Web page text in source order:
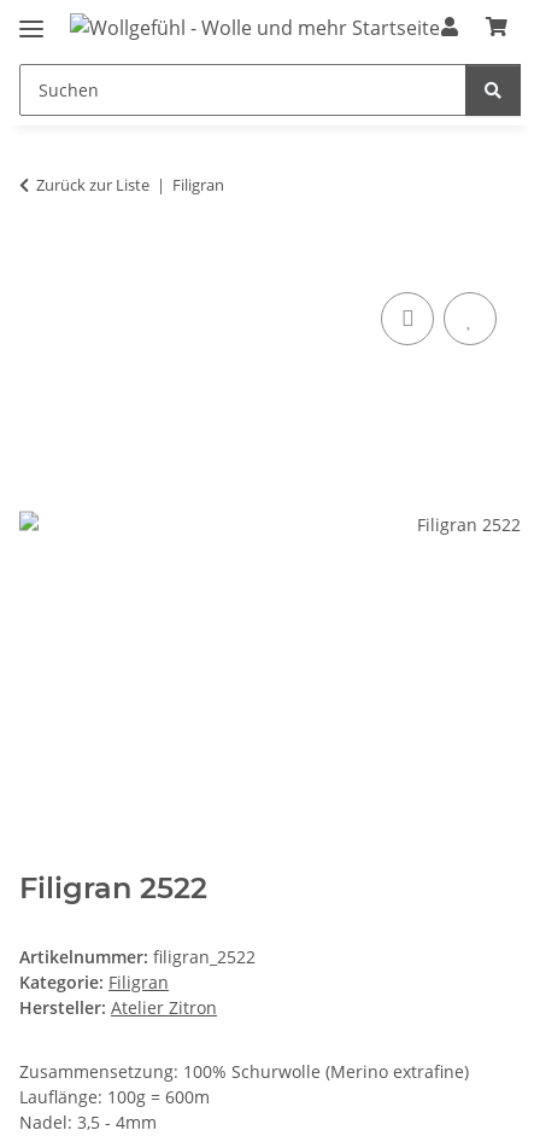
Zurück zur Liste Filigran
Filigran 2522
Artikelnummer: filigran_2522
Kategorie: Filigran
Hersteller: Atelier Zitron
Zusammensetzung: 100% Schurwolle (Merino extrafine)
Lauflänge: 100g = 600m
Nadel: 3,5 - 4mm